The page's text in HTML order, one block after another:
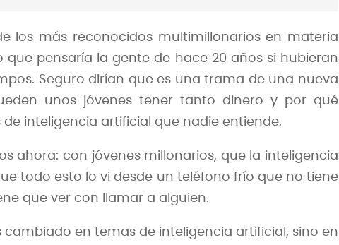
los más reconocidos multimillonarios en materia
pensaría la gente de hace 20 años si hubieran
Seguro dirían que es una trama de una nueva
unos jóvenes tener tanto dinero y por qué
inteligencia artificial que nadie entiende.
ahora: con jóvenes millonarios, que la inteligencia
todo esto lo vi desde un teléfono frío que no tiene
que ver con llamar a alguien.
cambiado en temas de inteligencia artificial, sino en